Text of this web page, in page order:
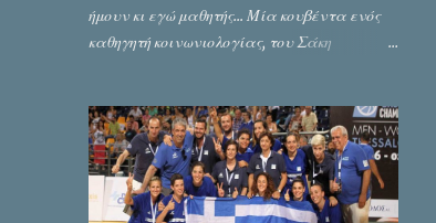
ήμουν κι εγώ μαθητής... Μία κουβέντα ενός
καθηγητή κοινωνιολογίας, του Σάκη
Γράφει ο Σταύρος Αλευρογιάννης